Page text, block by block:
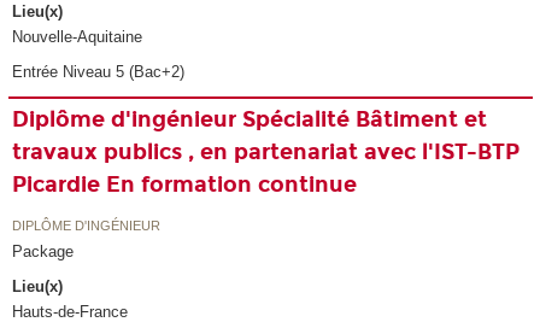
Lieu(x)
Nouvelle-Aquitaine
Entrée Niveau 5 (Bac+2)
Diplôme d'ingénieur Spécialité Bâtiment et
travaux publics , en partenariat avec l'IST-BTP
Picardie En formation continue
DIPLÔME D'INGÉNIEUR
Package
Lieu(x)
Hauts-de-France